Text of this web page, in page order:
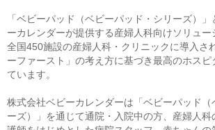
「ベビーパッド（ベビーパッド・シリーズ）
ーカレンダーが提供する産婦人科向けソリュー
全国450施設の産婦人科・クリニックに導入さ
ーファースト」の考え方に基づき最高のホスピ
ています。
株式会社ベビーカレンダーは「ベビーパッド（
ーズ）」を通じて通院・入院中の方、産婦人